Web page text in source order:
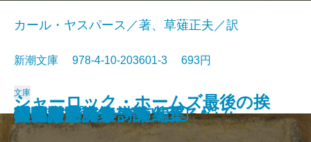
春の城
桜の実の熟する時
千曲川のスケッチ
シャーロック・ホームズ最後の挨
拶
人間の土地
クヌルプ
夜明け前 第二部〔下〕
夜明け前 第二部〔上〕
小さき者へ・生れ出づる悩み
哲学入門
カール・ヤスパース／著、草薙正夫／訳
新潮文庫 978-4-10-203601-3 693円
文庫
破戒
夜明け前 第一部〔上〕
夜明け前 第一部〔下〕
肉体の悪魔
青春は美わし
コクトー詩集
アポリネール詩集
人生論ノート
異邦人
スタインベック短編集